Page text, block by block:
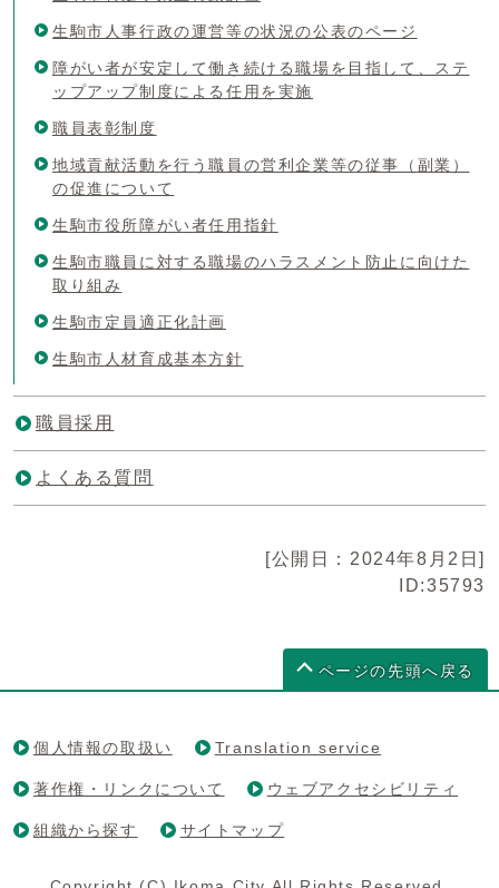
生駒市人事行政の運営等の状況の公表のページ
障がい者が安定して働き続ける職場を目指して、ステ
ップアップ制度による任用を実施
職員表彰制度
地域貢献活動を行う職員の営利企業等の従事（副業）
の促進について
生駒市役所障がい者任用指針
生駒市職員に対する職場のハラスメント防止に向けた
取り組み
生駒市定員適正化計画
生駒市人材育成基本方針
職員採用
よくある質問
[公開日：2024年8月2日]
ID:35793
ページの先頭へ戻る
個人情報の取扱い Translation service
著作権・リンクについて ウェブアクセシビリティ
組織から探す サイトマップ